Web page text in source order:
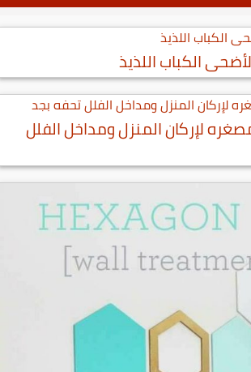
الكباب اللذيذ
لإركان المنزل ومداخل الفلل